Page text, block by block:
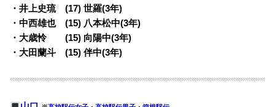
・井上史琉 (17) 世羅(3年)
・中西雄也 (15) 八本松中(3年)
・大歳怜 (15) 向陽中(3年)
・大田蘭斗 (15) 伴中(3年)